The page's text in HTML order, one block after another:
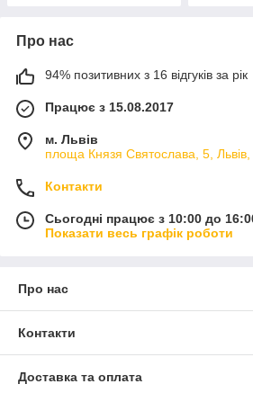
Про нас
94% позитивних з 16 відгуків за рік
Працює з 15.08.2017
м. Львів
площа Князя Святослава, 5, Львів,
Контакти
Сьогодні працює з 10:00 до
Показати весь графік роботи
Про нас
Контакти
Доставка та оплата